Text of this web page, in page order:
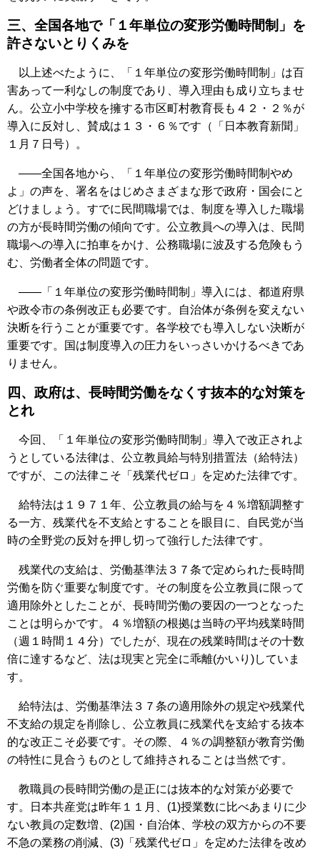
三、全国各地で「１年単位の変形労働時間制」を
許さないとりくみを
以上述べたように、「１年単位の変形労働時間制」は百
害あって一利なしの制度であり、導入理由も成り立ちませ
ん。公立小中学校を擁する市区町村教育長も４２・２％が
導入に反対し、賛成は１３・６％です（「日本教育新聞」
１月７日号）。
――全国各地から、「１年単位の変形労働時間制やめ
よ」の声を、署名をはじめさまざまな形で政府・国会にと
どけましょう。すでに民間職場では、制度を導入した職場
の方が長時間労働の傾向です。公立教員への導入は、民間
職場への導入に拍車をかけ、公務職場に波及する危険もう
む、労働者全体の問題です。
――「１年単位の変形労働時間制」導入には、都道府県
や政令市の条例改正も必要です。自治体が条例を変えない
決断を行うことが重要です。各学校でも導入しない決断が
重要です。国は制度導入の圧力をいっさいかけるべきであ
りません。
四、政府は、長時間労働をなくす抜本的な対策を
とれ
今回、「１年単位の変形労働時間制」導入で改正されよ
うとしている法律は、公立教員給与特別措置法（給特法）
ですが、この法律こそ「残業代ゼロ」を定めた法律です。
給特法は１９７１年、公立教員の給与を４％増額調整す
る一方、残業代を不支給とすることを眼目に、自民党が当
時の全野党の反対を押し切って強行した法律です。
残業代の支給は、労働基準法３７条で定められた長時間
労働を防ぐ重要な制度です。その制度を公立教員に限って
適用除外としたことが、長時間労働の要因の一つとなった
ことは明らかです。４％増額の根拠は当時の平均残業時間
（週１時間１４分）でしたが、現在の残業時間はその十数
倍に達するなど、法は現実と完全に乖離(かいり)していま
す。
給特法は、労働基準法３７条の適用除外の規定や残業代
不支給の規定を削除し、公立教員に残業代を支給する抜本
的な改正こそ必要です。その際、４％の調整額が教育労働
の特性に見合うものとして維持されることは当然です。
教職員の長時間労働の是正には抜本的な対策が必要で
す。日本共産党は昨年１１月、(1)授業数に比べあまりに少
ない教員の定数増、(2)国・自治体、学校の双方からの不要
不急の業務の削減、(3)「残業代ゼロ」を定めた法律を改め